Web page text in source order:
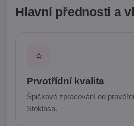
Hlavní přednosti a
⭐
Prvotřídní kvalita
Špičkové zpracování od
Stoklasa.